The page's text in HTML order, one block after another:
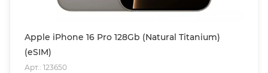
Apple iPhone 16 Pro 128Gb (Natural Titanium)
(eSIM)
Арт.: 123650